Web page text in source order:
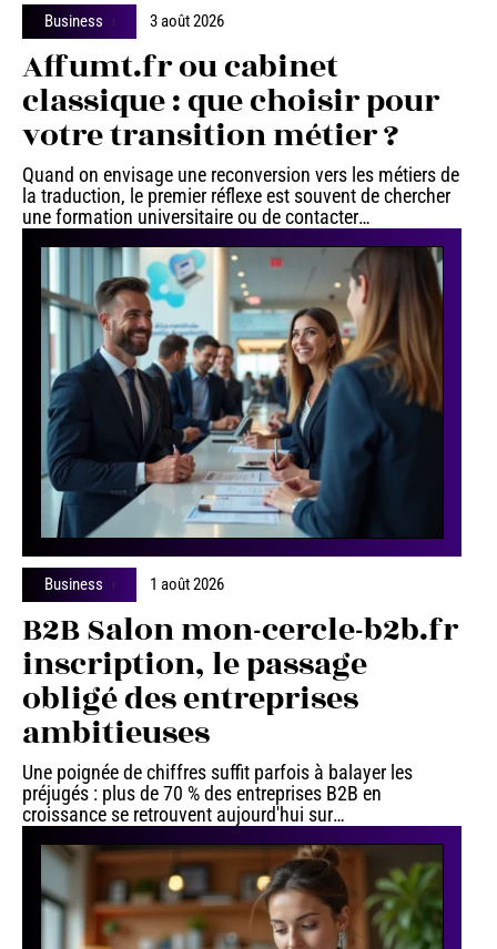
Business 3 août 2026
Affumt.fr ou cabinet
classique : que choisir pour
votre transition métier ?
Quand on envisage une reconversion vers les métiers de
la traduction, le premier réflexe est souvent de chercher
une formation universitaire ou de contacter…
Business 1 août 2026
B2B Salon mon-cercle-b2b.fr
inscription, le passage
obligé des entreprises
ambitieuses
Une poignée de chiffres suffit parfois à balayer les
préjugés : plus de 70 % des entreprises B2B en
croissance se retrouvent aujourd'hui sur…